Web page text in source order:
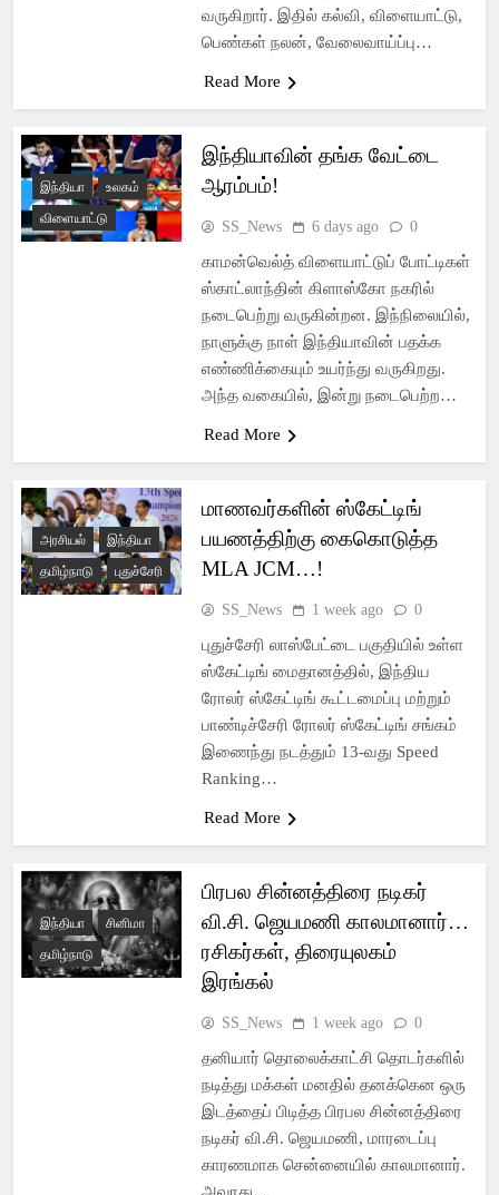
வருகிறார். இதில் கல்வி, விளையாட்டு,
பெண்கள் நலன், வேலைவாய்ப்பு…
Read More
இந்தியா
உலகம்
விளையாட்டு
இந்தியாவின் தங்க வேட்டை
ஆரம்பம்!
SS_News 6 days ago 0
காமன்வெல்த் விளையாட்டுப் போட்டிகள்
ஸ்காட்லாந்தின் கிளாஸ்கோ நகரில்
நடைபெற்று வருகின்றன. இந்நிலையில்,
நாளுக்கு நாள் இந்தியாவின் பதக்க
எண்ணிக்கையும் உயர்ந்து வருகிறது.
அந்த வகையில், இன்று நடைபெற்ற…
Read More
அரசியல்
இந்தியா
தமிழ்நாடு
புதுச்சேரி
மாணவர்களின் ஸ்கேட்டிங்
பயணத்திற்கு கைகொடுத்த
MLA JCM…!
SS_News 1 week ago 0
புதுச்சேரி லாஸ்பேட்டை பகுதியில் உள்ள
ஸ்கேட்டிங் மைதானத்தில், இந்திய
ரோலர் ஸ்கேட்டிங் கூட்டமைப்பு மற்றும்
பாண்டிச்சேரி ரோலர் ஸ்கேட்டிங் சங்கம்
இணைந்து நடத்தும் 13-வது Speed
Ranking…
Read More
இந்தியா
சினிமா
தமிழ்நாடு
பிரபல சின்னத்திரை நடிகர்
வி.சி. ஜெயமணி காலமானார்…
ரசிகர்கள், திரையுலகம்
இரங்கல்
SS_News 1 week ago 0
தனியார் தொலைக்காட்சி தொடர்களில்
நடித்து மக்கள் மனதில் தனக்கென ஒரு
இடத்தைப் பிடித்த பிரபல சின்னத்திரை
நடிகர் வி.சி. ஜெயமணி, மாரடைப்பு
காரணமாக சென்னையில் காலமானார்.